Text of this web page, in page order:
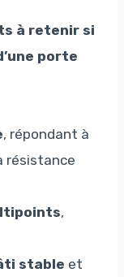
à retenir si
porte
, répondant à
résistance
,
stable et